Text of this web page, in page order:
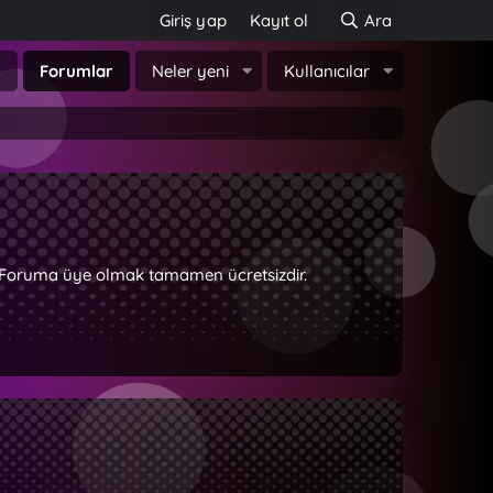
Giriş yap Kayıt ol Ara
Forumlar Neler yeni Kullanıcılar
üye olmak tamamen ücretsizdir.